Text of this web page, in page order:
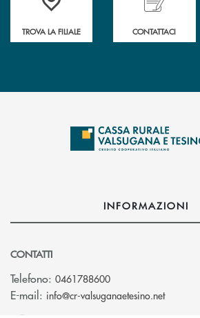
TROVA LA FILIALE CONTATTACI
INFORMAZIONI
CONTATTI
Telefono: 0461788600
E-mail: info@cr-valsuganaetesino.net(si